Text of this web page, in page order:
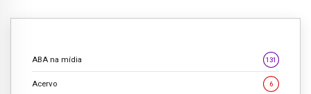
ABA na mídia 131
Acervo 6